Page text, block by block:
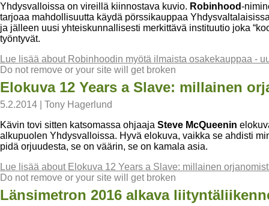
Yhdysvalloissa on vireillä kiinnostava kuvio. Robinhood-
tarjoaa mahdollisuutta käydä pörssikauppaa
ja jälleen uusi yhteiskunnallisesti merkittävä instituutio joka
työntyvät.
Lue lisää about Robinhoodin myötä ilmaista osakekauppaa -
Do not remove or your site will get broken
Elokuva 12 Years a Slave: millainen
5.2.2014
Tony Hagerlund
Kävin tovi sitten katsomassa ohjaaja Steve McQueenin
alkupuolen Yhdysvalloissa. Hyvä elokuva, vaikka se ahdisti
pidä orjuudesta, se on väärin, se on kamala asia.
Lue lisää about Elokuva 12 Years a Slave: millainen
Do not remove or your site will get broken
Länsimetron 2016 alkava